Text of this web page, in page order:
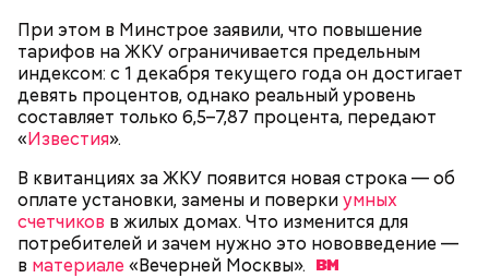
При этом в Минстрое заявили, что повышение
тарифов на ЖКУ ограничивается предельным
индексом: с 1 декабря текущего года он достигает
девять процентов, однако реальный уровень
составляет только 6,5–7,87 процента, передают
«Известия».
В квитанциях за ЖКУ появится новая строка — об
оплате установки, замены и поверкиумных
счетчиков в жилых домах. Что изменится для
потребителей и зачем нужно это нововведение —
в материале «Вечерней Москвы».
На прошлой неделе глава Минфина Антон
Силуанов выразил мнение, что текущееослабление
рублясвязано в основном с ростом импорта в
не происходят кризисы.